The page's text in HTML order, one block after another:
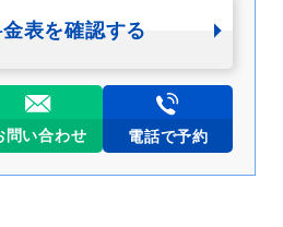
表を確認する
問い合わせ 電話で予約